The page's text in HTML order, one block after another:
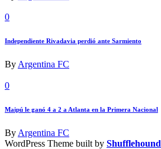
0
Independiente Rivadavia perdió ante Sarmiento
By Argentina FC
0
Maipú le ganó 4 a 2 a Atlanta en la Primera Nacional
By Argentina FC
WordPress Theme built by Shufflehound